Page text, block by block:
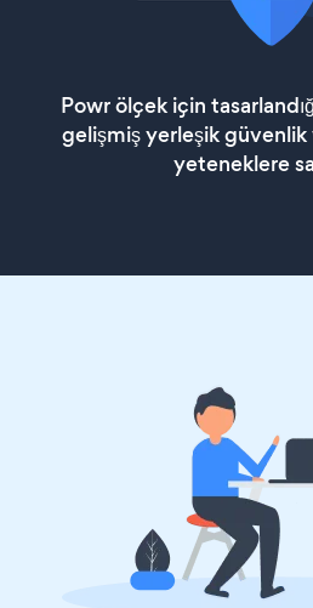
Powr ölçek için
gelişmiş yerleşik
yeteneklere